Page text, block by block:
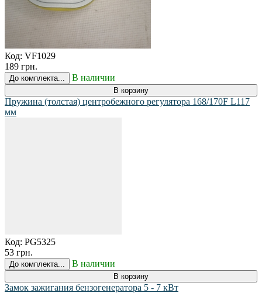
Код: VF1029
189 грн.
До комплекта... В наличии
В корзину
Пружина (толстая) центробежного регулятора 168/170F L117
мм
Код: PG5325
53 грн.
До комплекта... В наличии
В корзину
Замок зажигания бензогенератора 5 - 7 кВт